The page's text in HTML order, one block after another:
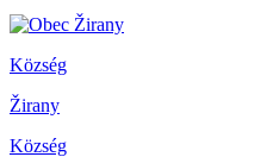
Község
Žirany
Község